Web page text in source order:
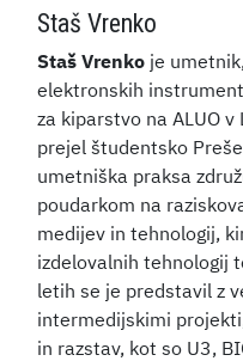
Staš Vrenko
Staš Vrenko je
elektronskih
za kiparstvo na ALUO
prejel študentsko
umetniška praksa
poudarkom na
medijev in tehnologij,
izdelovalnih tehnologij
letih se je predstavil z
intermedijskimi
in razstav, kot so U3,